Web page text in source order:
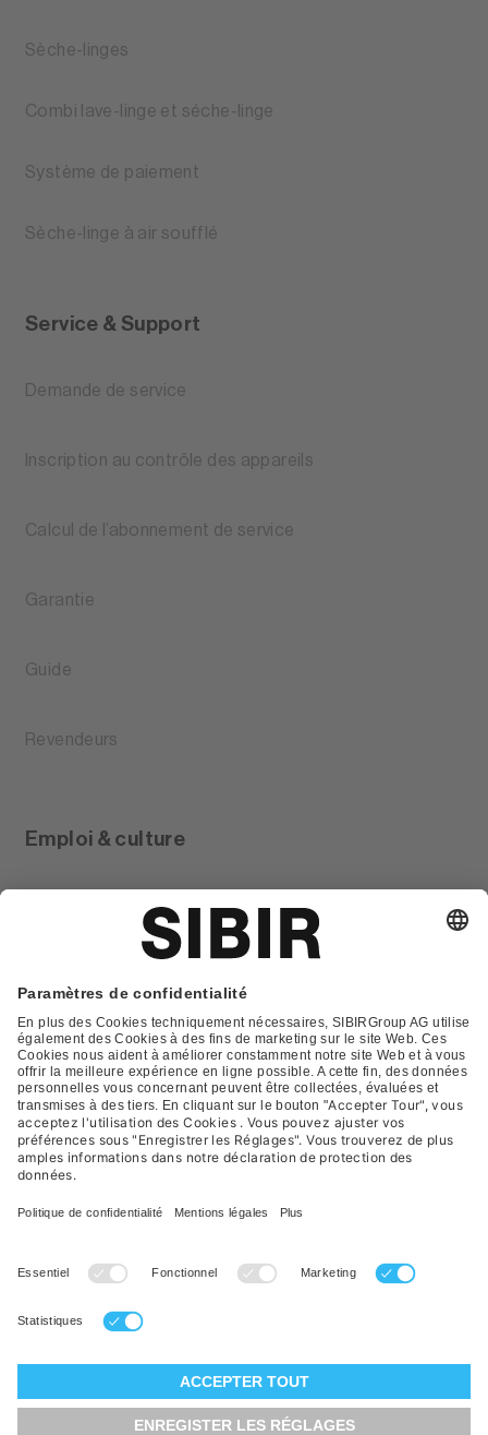
Sèche-linges
Combi lave-linge et séche-linge
Système de paiement
Sèche-linge à air soufflé
Service & Support
Demande de service
Inscription au contrôle des appareils
Calcul de l’abonnement de service
Garantie
Guide
Revendeurs
Emploi & culture
Contact
FAQ
Déclaration de protection